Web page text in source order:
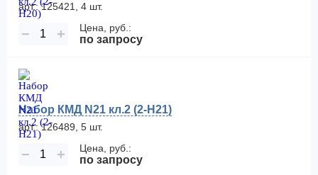
арт.: 125421, 4 шт.
− + Цена, руб.:
по запросу
Набор КМД N21 кл.2 (2-H21)
арт.: 126489, 5 шт.
− + Цена, руб.:
по запросу